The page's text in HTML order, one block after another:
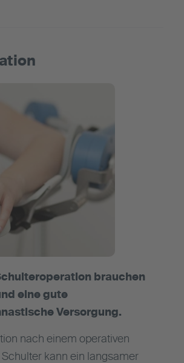
brauchen
eine gute
Versorgung.
nach einem operativen
Schulter kann ein langsamer